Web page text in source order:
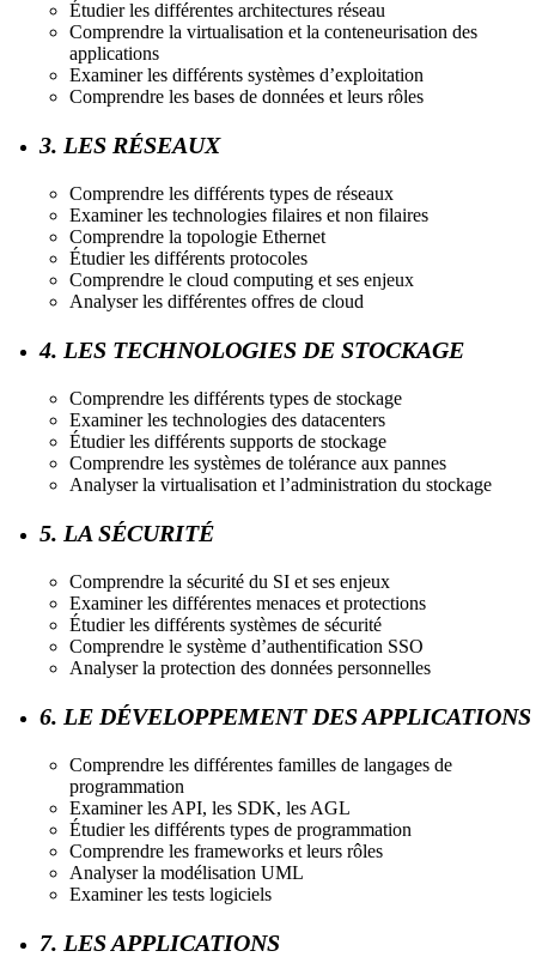
Étudier les différentes architectures réseau
Comprendre la virtualisation et la conteneurisation des
applications
Examiner les différents systèmes d’exploitation
Comprendre les bases de données et leurs rôles
3. LES RÉSEAUX
Comprendre les différents types de réseaux
Examiner les technologies filaires et non filaires
Comprendre la topologie Ethernet
Étudier les différents protocoles
Comprendre le cloud computing et ses enjeux
Analyser les différentes offres de cloud
4. LES TECHNOLOGIES DE STOCKAGE
Comprendre les différents types de stockage
Examiner les technologies des datacenters
Étudier les différents supports de stockage
Comprendre les systèmes de tolérance aux pannes
Analyser la virtualisation et l’administration du stockage
5. LA SÉCURITÉ
Comprendre la sécurité du SI et ses enjeux
Examiner les différentes menaces et protections
Étudier les différents systèmes de sécurité
Comprendre le système d’authentification SSO
Analyser la protection des données personnelles
6. LE DÉVELOPPEMENT DES APPLICATIONS
Comprendre les différentes familles de langages de
programmation
Examiner les API, les SDK, les AGL
Étudier les différents types de programmation
Comprendre les frameworks et leurs rôles
Analyser la modélisation UML
Examiner les tests logiciels
7. LES APPLICATIONS